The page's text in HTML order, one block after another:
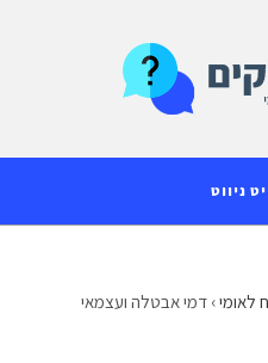
ניווט
לאומי›דמי אבטלה ועצמאי